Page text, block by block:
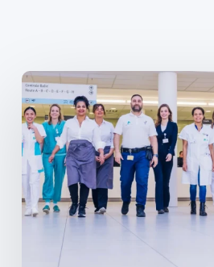
Hoe
MST
recruitment
en
HR
naadloos
met
verbond